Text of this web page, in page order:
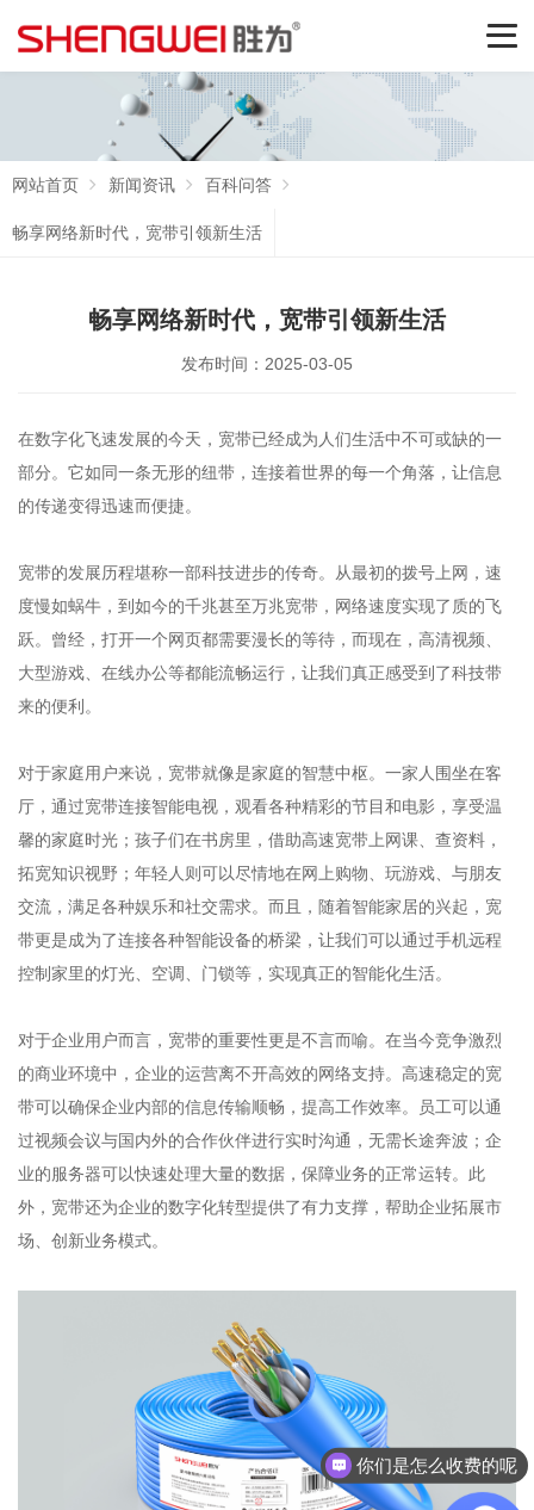
网站首页 新闻资讯 百科问答
畅享网络新时代，宽带引领新生活
畅享网络新时代，宽带引领新生活
发布时间：2025-03-05
在数字化飞速发展的今天，宽带已经成为人们生活中不可或缺的一
部分。它如同一条无形的纽带，连接着世界的每一个角落，让信息
的传递变得迅速而便捷。
宽带的发展历程堪称一部科技进步的传奇。从最初的拨号上网，速
度慢如蜗牛，到如今的千兆甚至万兆宽带，网络速度实现了质的飞
跃。曾经，打开一个网页都需要漫长的等待，而现在，高清视频、
大型游戏、在线办公等都能流畅运行，让我们真正感受到了科技带
来的便利。
对于家庭用户来说，宽带就像是家庭的智慧中枢。一家人围坐在客
厅，通过宽带连接智能电视，观看各种精彩的节目和电影，享受温
馨的家庭时光；孩子们在书房里，借助高速宽带上网课、查资料，
拓宽知识视野；年轻人则可以尽情地在网上购物、玩游戏、与朋友
交流，满足各种娱乐和社交需求。而且，随着智能家居的兴起，宽
带更是成为了连接各种智能设备的桥梁，让我们可以通过手机远程
控制家里的灯光、空调、门锁等，实现真正的智能化生活。
对于企业用户而言，宽带的重要性更是不言而喻。在当今竞争激烈
的商业环境中，企业的运营离不开高效的网络支持。高速稳定的宽
带可以确保企业内部的信息传输顺畅，提高工作效率。员工可以通
过视频会议与国内外的合作伙伴进行实时沟通，无需长途奔波；企
业的服务器可以快速处理大量的数据，保障业务的正常运转。此
外，宽带还为企业的数字化转型提供了有力支撑，帮助企业拓展市
场、创新业务模式。
你们是怎么收费的呢